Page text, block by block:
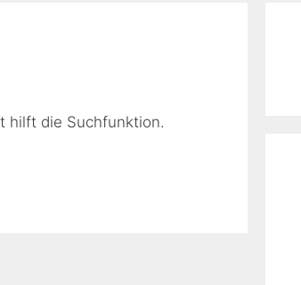
hilft die Suchfunktion.